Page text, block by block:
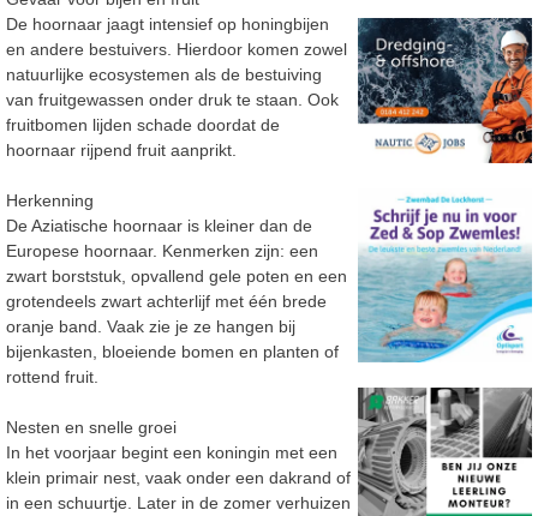
De hoornaar jaagt intensief op honingbijen
en andere bestuivers. Hierdoor komen zowel
natuurlijke ecosystemen als de bestuiving
van fruitgewassen onder druk te staan. Ook
fruitbomen lijden schade doordat de
hoornaar rijpend fruit aanprikt.
Herkenning
De Aziatische hoornaar is kleiner dan de
Europese hoornaar. Kenmerken zijn: een
zwart borststuk, opvallend gele poten en een
grotendeels zwart achterlijf met één brede
oranje band. Vaak zie je ze hangen bij
bijenkasten, bloeiende bomen en planten of
rottend fruit.
Nesten en snelle groei
In het voorjaar begint een koningin met een
klein primair nest, vaak onder een dakrand of
in een schuurtje. Later in de zomer verhuizen